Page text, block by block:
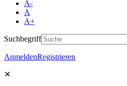
A-
A
A+
Suchbegriff
AnmeldenRegistrieren
✕